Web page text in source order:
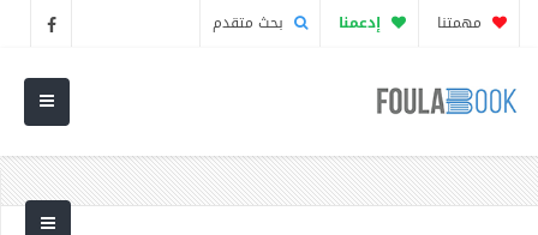
مهمتنا إدعمنا بحث متقدم